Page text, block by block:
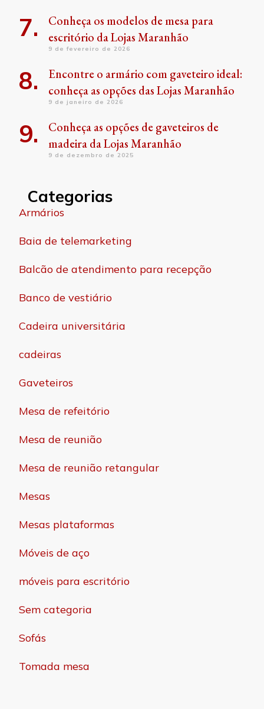
Conheça os modelos de mesa para
escritório da Lojas Maranhão
9 de fevereiro de 2026
Encontre o armário com gaveteiro ideal:
conheça as opções das Lojas Maranhão
9 de janeiro de 2026
Conheça as opções de gaveteiros de
madeira da Lojas Maranhão
9 de dezembro de 2025
Categorias
Armários
Baia de telemarketing
Balcão de atendimento para recepção
Banco de vestiário
Cadeira universitária
cadeiras
Gaveteiros
Mesa de refeitório
Mesa de reunião
Mesa de reunião retangular
Mesas
Mesas plataformas
Móveis de aço
móveis para escritório
Sem categoria
Sofás
Tomada mesa